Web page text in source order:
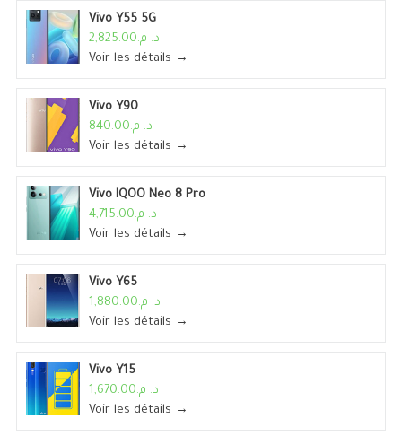
Vivo Y55 5G
د. م.2,825.00
Voir les détails →
Vivo Y90
د. م.840.00
Voir les détails →
Vivo IQOO Neo 8 Pro
د. م.4,715.00
Voir les détails →
Vivo Y65
د. م.1,880.00
Voir les détails →
Vivo Y15
د. م.1,670.00
Voir les détails →